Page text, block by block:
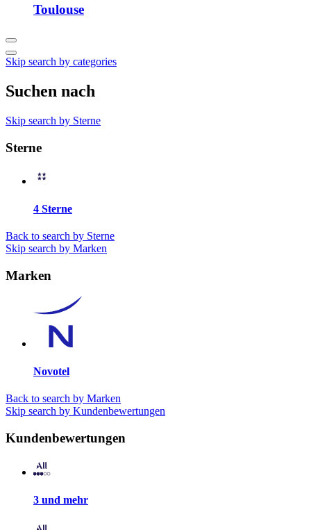
Toulouse
Skip search by categories
Suchen nach
Skip search by Sterne
Sterne
4 Sterne
Back to search by Sterne
Skip search by Marken
Marken
Novotel
Back to search by Marken
Skip search by Kundenbewertungen
Kundenbewertungen
3 und mehr